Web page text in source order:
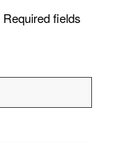
Required fields